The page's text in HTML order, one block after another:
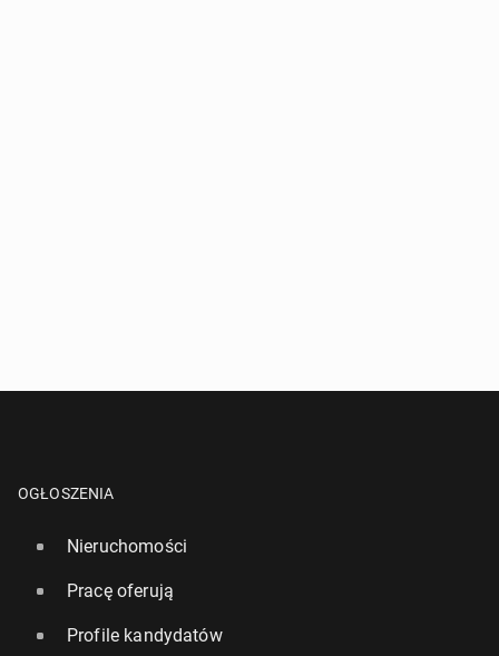
OGŁOSZENIA
Nieruchomości
Pracę oferują
Profile kandydatów